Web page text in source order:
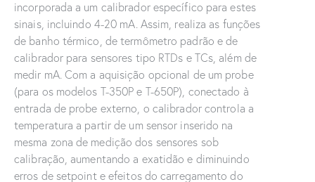
incorporada a um calibrador específico para estes
sinais, incluindo 4-20 mA. Assim, realiza as funções
de banho térmico, de termômetro padrão e de
calibrador para sensores tipo RTDs e TCs, além de
medir mA. Com a aquisição opcional de um probe
(para os modelos T-350P e T-650P), conectado à
entrada de probe externo, o calibrador controla a
temperatura a partir de um sensor inserido na
mesma zona de medição dos sensores sob
calibração, aumentando a exatidão e diminuindo
erros de setpoint e efeitos do carregamento do